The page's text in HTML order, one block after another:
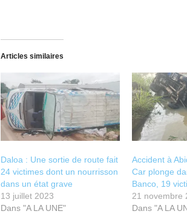
Articles similaires
Daloa : Une sortie de route fait
24 victimes dont un nourrisson
dans un état grave
13 juillet 2023
Dans "A LA UNE"
Accident à
Car plonge
Banco, 19
21 novembre
Dans "A LA